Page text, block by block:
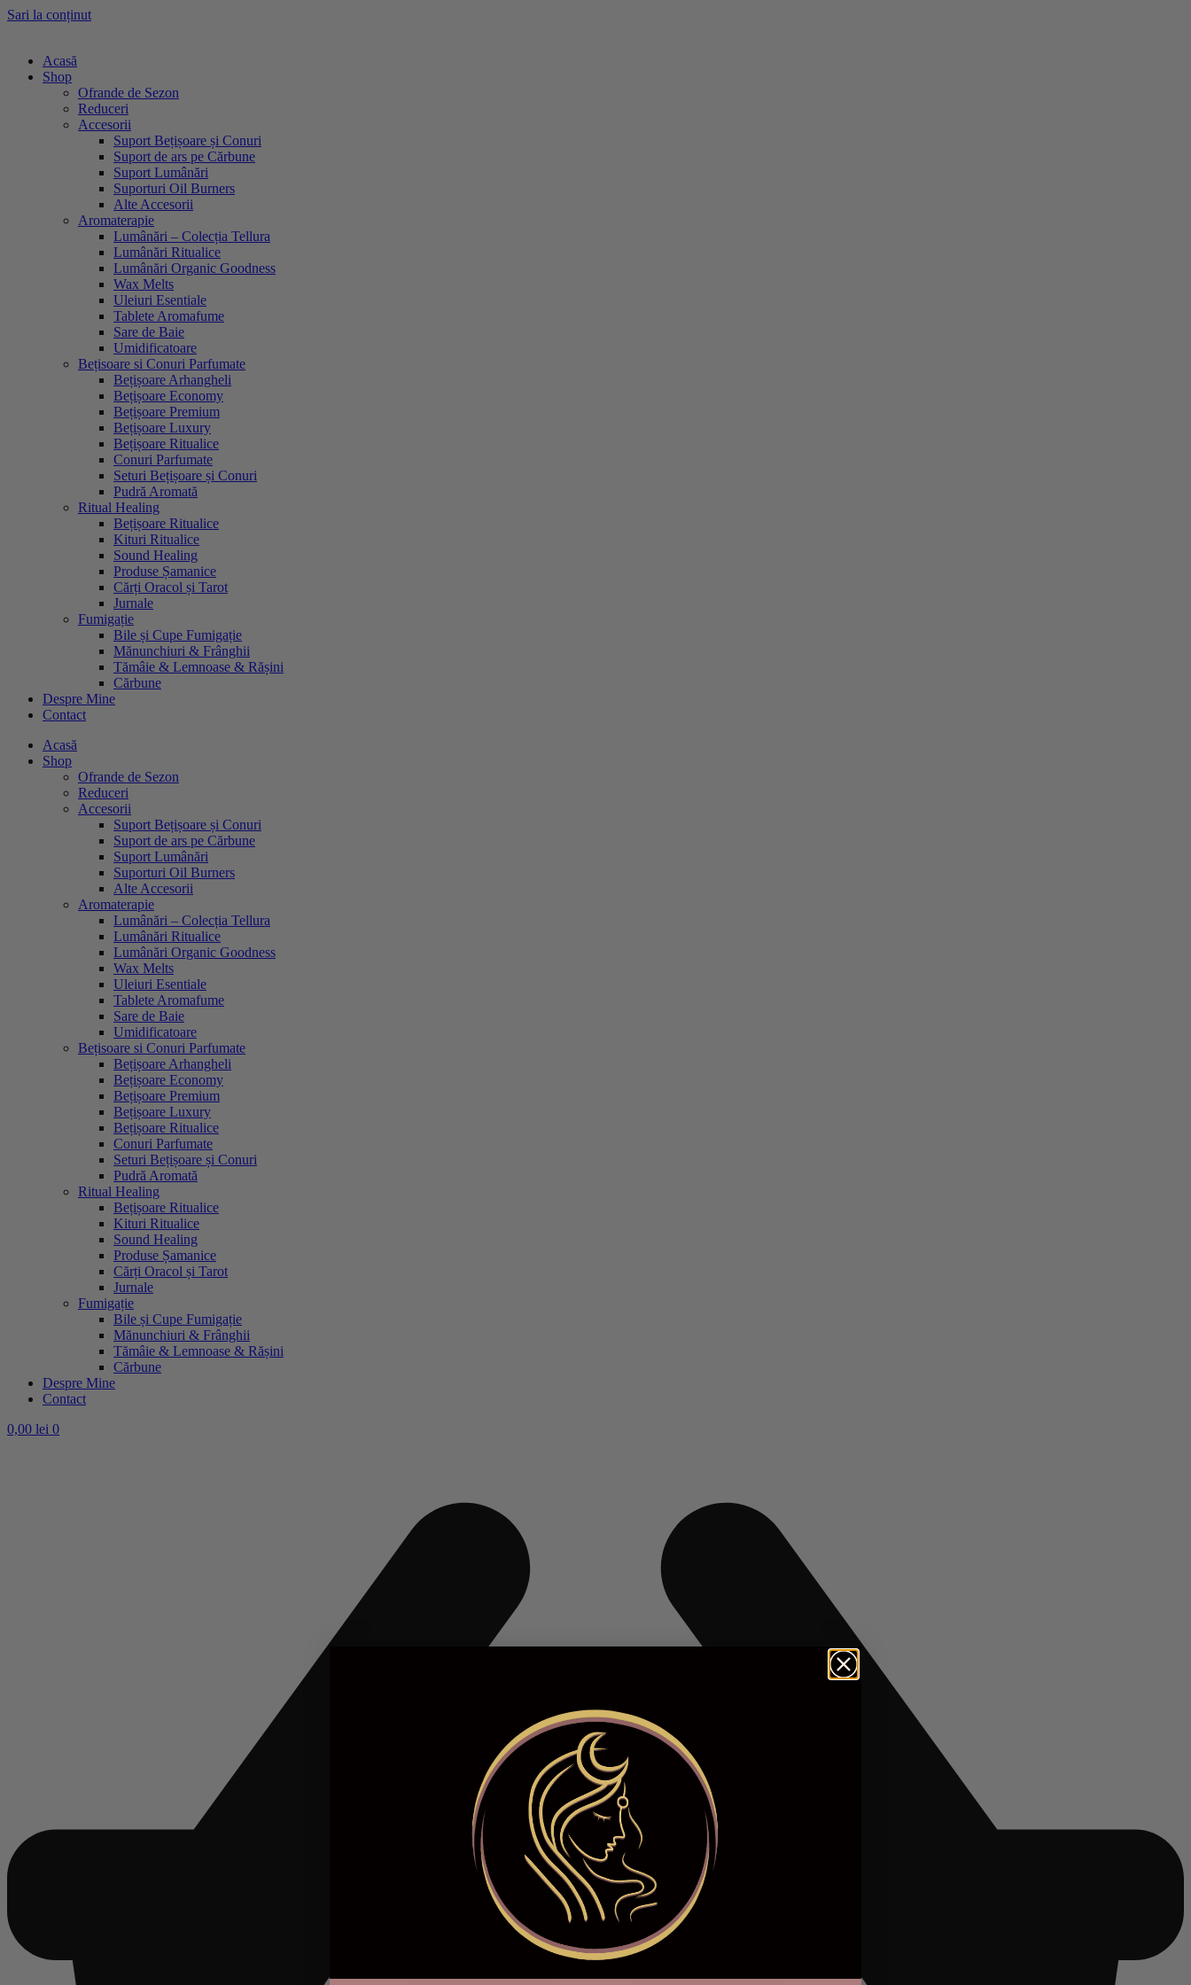
Sari la conținut
Acasă
Shop
Ofrande de Sezon
Reduceri
Accesorii
Suport Bețișoare și Conuri
Suport de ars pe Cărbune
Suport Lumânări
Suporturi Oil Burners
Alte Accesorii
Aromaterapie
Lumânări – Colecția Tellura
Lumânări Ritualice
Lumânări Organic Goodness
Wax Melts
Uleiuri Esentiale
Tablete Aromafume
Sare de Baie
Umidificatoare
Bețisoare si Conuri Parfumate
Bețișoare Arhangheli
Bețișoare Economy
Bețișoare Premium
Bețișoare Luxury
Bețișoare Ritualice
Conuri Parfumate
Seturi Bețișoare și Conuri
Pudră Aromată
Ritual Healing
Bețișoare Ritualice
Kituri Ritualice
Sound Healing
Produse Șamanice
Cărți Oracol și Tarot
Jurnale
Fumigație
Bile și Cupe Fumigație
Mănunchiuri & Frânghii
Tămâie & Lemnoase & Rășini
Cărbune
Despre Mine
Contact
Acasă
Shop
Ofrande de Sezon
Reduceri
Accesorii
Suport Bețișoare și Conuri
Suport de ars pe Cărbune
Suport Lumânări
Suporturi Oil Burners
Alte Accesorii
Aromaterapie
Lumânări – Colecția Tellura
Lumânări Ritualice
Lumânări Organic Goodness
Wax Melts
Uleiuri Esentiale
Tablete Aromafume
Sare de Baie
Umidificatoare
Bețisoare si Conuri Parfumate
Bețișoare Arhangheli
Bețișoare Economy
Bețișoare Premium
Bețișoare Luxury
Bețișoare Ritualice
Conuri Parfumate
Seturi Bețișoare și Conuri
Pudră Aromată
Ritual Healing
Bețișoare Ritualice
Kituri Ritualice
Sound Healing
Produse Șamanice
Cărți Oracol și Tarot
Jurnale
Fumigație
Bile și Cupe Fumigație
Mănunchiuri & Frânghii
Tămâie & Lemnoase & Rășini
Cărbune
Despre Mine
Contact
0,00 lei 0